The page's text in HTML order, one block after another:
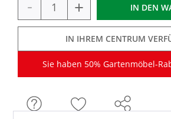
- + IN DEN
IN IHREM CENTRUM
Sie haben 50% Gartenmöbel-